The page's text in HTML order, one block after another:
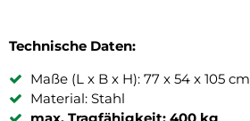
Technische Daten:
Maße (L x B x H): 77 x 54 x 105 cm
Material: Stahl
max. Tragfähigkeit: 400 kg